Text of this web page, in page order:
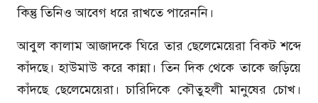
কিন্তু তিনিও আবেগ ধরে রাখতে পারেননি।
আবুল কালাম আজাদকে ঘিরে তার ছেলেমেয়েরা বিকট শব্দে
কাঁদছে। হাউমাউ করে কান্না। তিন দিক থেকে তাকে জড়িয়ে
কাঁদছে ছেলেমেয়েরা। চারিদিকে কৌতুহলী মানুষের চোখ।